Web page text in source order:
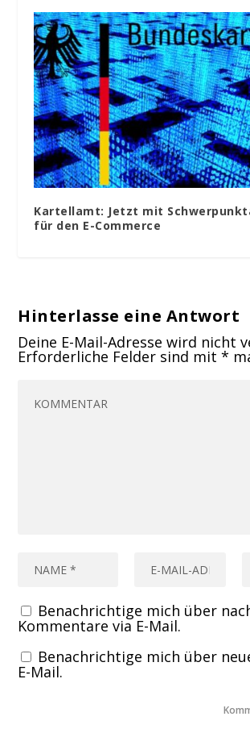
Kartellamt: Jetzt mit
für den E-Commerce
Hinterlasse eine Antwort
Deine E-Mail-Adresse wird nicht
Erforderliche Felder sind mit*
Benachrichtige mich über
Kommentare via E-Mail.
Benachrichtige mich über
E-Mail.